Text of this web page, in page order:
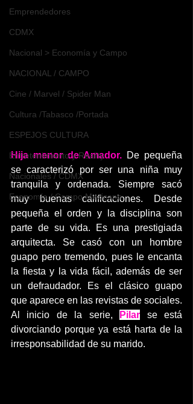
Emprendedores
CDMX
Nacional > Economía y Campo
NACIONAL / CAMPO
Cine / Marvel / Spider Man
Cultura /Tabasco /Portada
ESPEJOS CULTURA
Entretenimiento y Reality
Nacionales / CDMX
Economía / Campo Mexicano
Hija menor de Amador. De pequeña
se caracterizó por ser una niña muy
tranquila y ordenada. Siempre sacó
muy buenas calificaciones. Desde
pequeña el orden y la disciplina son
parte de su vida. Es una prestigiada
arquitecta. Se casó con un hombre
guapo pero tremendo, pues le encanta
la fiesta y la vida fácil, además de ser
un defraudador. Es el clásico guapo
que aparece en las revistas de sociales.
Al inicio de la serie,
Pilar
se está
divorciando porque ya está harta de la
irresponsabilidad de su marido.